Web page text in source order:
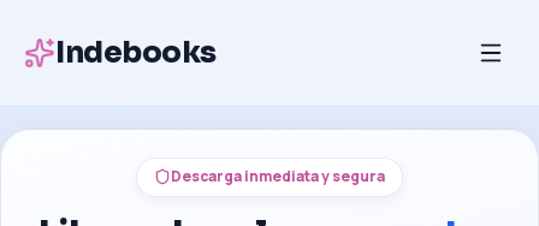
Indebooks
Descarga inmediata y segura